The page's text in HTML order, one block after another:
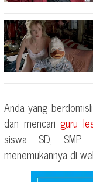
Anda yang
dan mencariguru
siswa SD, SMP
menemukannya di